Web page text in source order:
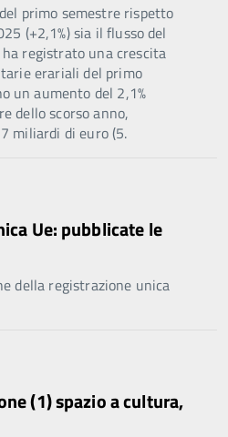
primo semestre rispetto
(+2,1%) sia il flusso del
registrato una crescita
erariali del primo
un aumento del 2,1%
dello scorso anno,
miliardi di euro (5.
Ue: pubblicate le
della registrazione unica
(1) spazio a cultura,